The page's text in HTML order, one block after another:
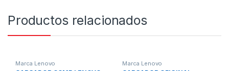
Productos relacionados
Marca Lenovo Marca Lenovo